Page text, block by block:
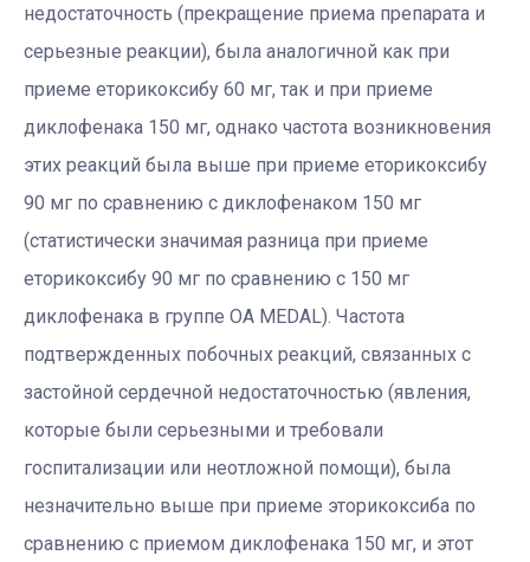
недостаточность (прекращение приема препарата и
серьезные реакции), была аналогичной как при
приеме еторикоксибу 60 мг, так и при приеме
диклофенака 150 мг, однако частота возникновения
этих реакций была выше при приеме еторикоксибу
90 мг по сравнению с диклофенаком 150 мг
(статистически значимая разница при приеме
еторикоксибу 90 мг по сравнению с 150 мг
диклофенака в группе ОА MEDAL). Частота
подтвержденных побочных реакций, связанных с
застойной сердечной недостаточностью (явления,
которые были серьезными и требовали
госпитализации или неотложной помощи), была
незначительно выше при приеме эторикоксиба по
сравнению с приемом диклофенака 150 мг, и этот